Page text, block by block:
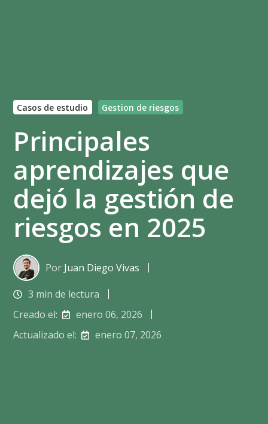
Casos de estudio Gestion de riesgos
Principales
aprendizajes que
dejó la gestión de
riesgos en 2025
Por Juan Diego Vivas
3 min de lectura
Creado el:
enero 06, 2026
Actualizado el:
enero 07, 2026